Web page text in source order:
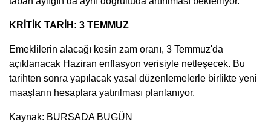
KRİTİK TARİH: 3 TEMMUZ
Emeklilerin alacağı kesin zam oranı, 3 Temmuz'da
açıklanacak Haziran enflasyon verisiyle netleşecek. Bu
tarihten sonra yapılacak yasal düzenlemelerle birlikte yeni
maaşların hesaplara yatırılması planlanıyor.
Kaynak: BURSADA BUGÜN